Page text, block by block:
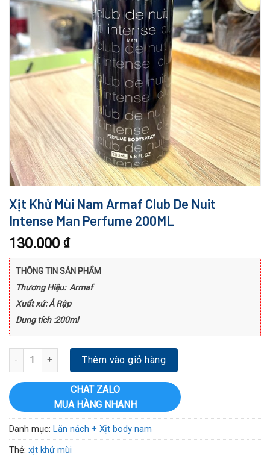
Xịt Khử Mùi Nam Armaf Club De Nuit
Intense Man Perfume 200ML
130.000 ₫
THÔNG TIN SẢN PHẨM
Thương Hiệu: Armaf
Xuất xứ: Ả Rập
Dung tích :200ml
Xịt Khử Mùi Nam Armaf Club De Nuit Intense Man Perfume
Thêm vào giỏ hàng
CHAT ZALO
MUA HÀNG NHANH
Danh mục: Lăn nách + Xịt body nam
Thẻ: xịt khử mùi